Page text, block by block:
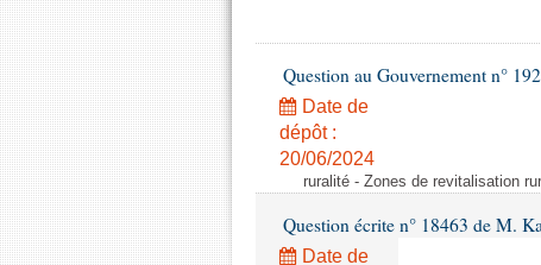
Question au Gouvernement n°
Date de
dépôt :
20/06/2024
ruralité - Zones de revitalisation
Question écrite n° 18463 de M.
Date de